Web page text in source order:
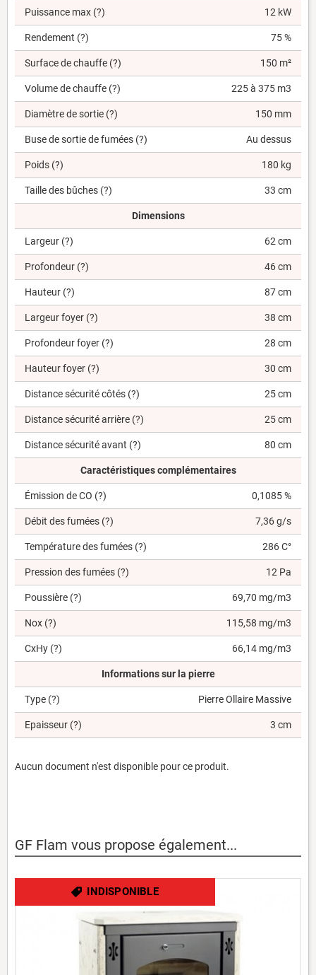
Puissance max (?) 12 kW
Rendement (?) 75 %
Surface de chauffe (?) 150 m²
Volume de chauffe (?) 225 à 375 m3
Diamètre de sortie (?) 150 mm
Buse de sortie de fumées (?) Au dessus
Poids (?) 180 kg
Taille des bûches (?) 33 cm
Dimensions
Largeur (?) 62 cm
Profondeur (?) 46 cm
Hauteur (?) 87 cm
Largeur foyer (?) 38 cm
Profondeur foyer (?) 28 cm
Hauteur foyer (?) 30 cm
Distance sécurité côtés (?) 25 cm
Distance sécurité arrière (?) 25 cm
Distance sécurité avant (?) 80 cm
Caractéristiques complémentaires
Émission de CO (?) 0,1085 %
Débit des fumées (?) 7,36 g/s
Température des fumées (?) 286 C°
Pression des fumées (?) 12 Pa
Poussière (?) 69,70 mg/m3
Nox (?) 115,58 mg/m3
CxHy (?) 66,14 mg/m3
Informations sur la pierre
Type (?) Pierre Ollaire Massive
Epaisseur (?) 3 cm
Aucun document n'est disponible pour ce produit.
GF Flam vous propose également...
INDISPONIBLE